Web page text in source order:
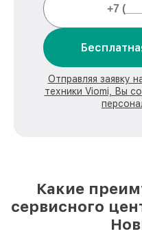
Отправляя заявку
техники Viomi, Вы
Какие
сервисного